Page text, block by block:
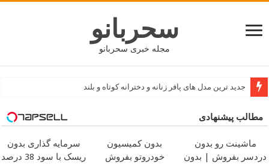
سحربانو
مجله خبری سحربانو
جدید ترین مدل های پافر زنانه و دخترانه کوتاه و بلند
مطالب پیشنهادی
ماشینت رو بدون
دردسر بفروش | بدون
بدون کمیسیون
خودروتو بفروش
سرمایه گذاری بدون
ریسک با سود 38 درصد